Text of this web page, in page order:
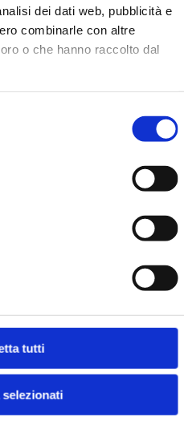
dei dati web, pubblicità e
combinarle con altre
o che hanno raccolto dal
tutti